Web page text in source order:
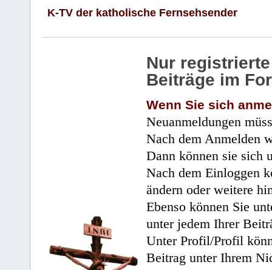
K-TV der katholische Fernsehsender
Nur
Beiträge im
Wenn Sie sich
Neuanmeldungen
Nach dem Anmelden
Dann können sie sich
Nach dem Einloggen
ändern oder weitere
Ebenso können Sie
unter jedem Ihrer
Unter Profil/Profil
Beitrag unter Ihrem